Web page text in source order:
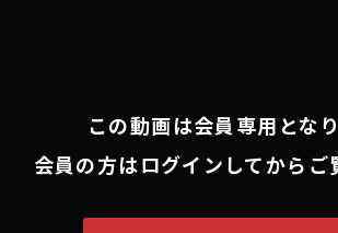
この動画は会員専用となり
会員の方はログインしてからご